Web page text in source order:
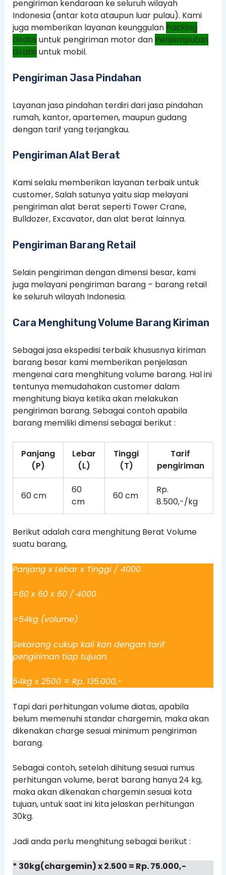
pengiriman kendaraan ke seluruh wilayah
Indonesia (antar kota ataupun luar pulau). Kami
juga memberikan layanan keunggulan Packing
Gratis untuk pengiriman motor dan Penjemputan
Gratis untuk mobil.
Pengiriman Jasa Pindahan
Layanan jasa pindahan terdiri dari jasa pindahan
rumah, kantor, apartemen, maupun gudang
dengan tarif yang terjangkau.
Pengiriman Alat Berat
Kami selalu memberikan layanan terbaik untuk
customer, Salah satunya yaitu siap melayani
pengiriman alat berat seperti Tower Crane,
Bulldozer, Excavator, dan alat berat lainnya.
Pengiriman Barang Retail
Selain pengiriman dengan dimensi besar, kami
juga melayani pengiriman barang – barang retail
ke seluruh wilayah Indonesia.
Cara Menghitung Volume Barang Kiriman
Sebagai jasa ekspedisi terbaik khususnya kiriman
barang besar kami memberikan penjelasan
mengenai cara menghitung volume barang. Hal ini
tentunya memudahakan customer dalam
menghitung biaya ketika akan melakukan
pengiriman barang. Sebagai contoh apabila
barang memiliki dimensi sebagai berikut :
Panjang
(P)
Lebar
(L)
Tinggi
(T)
Tarif
pengiriman
60 cm
60
cm
60 cm
Rp.
8.500,-/kg
Berikut adalah cara menghitung Berat Volume
suatu barang,
Panjang x Lebar x Tinggi / 4000
=60 x 60 x 60 / 4000
=54kg (volume)
Sekarang cukup kali kan dengan tarif
pengiriman tiap tujuan.
54kg x 2500 = Rp. 135.000,-
Tapi dari perhitungan volume diatas, apabila
belum memenuhi standar chargemin, maka akan
dikenakan charge sesuai minimum pengiriman
barang.
Sebagai contoh, setelah dihitung sesuai rumus
perhitungan volume, berat barang hanya 24 kg,
maka akan dikenakan chargemin sesuai kota
tujuan, untuk saat ini kita jelaskan perhitungan
30kg.
Jadi anda perlu menghitung sebagai berikut :
* 30kg(chargemin) x 2.500 = Rp. 75.000,-